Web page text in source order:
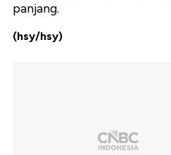
panjang.
(hsy/hsy)